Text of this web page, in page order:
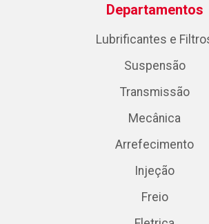
Departamentos
Lubrificantes e
Suspensão
Transmissão
Mecânica
Arrefecimento
Injeção
Freio